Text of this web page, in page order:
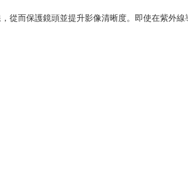
而保護鏡頭並提升影像清晰度。即使在紫外